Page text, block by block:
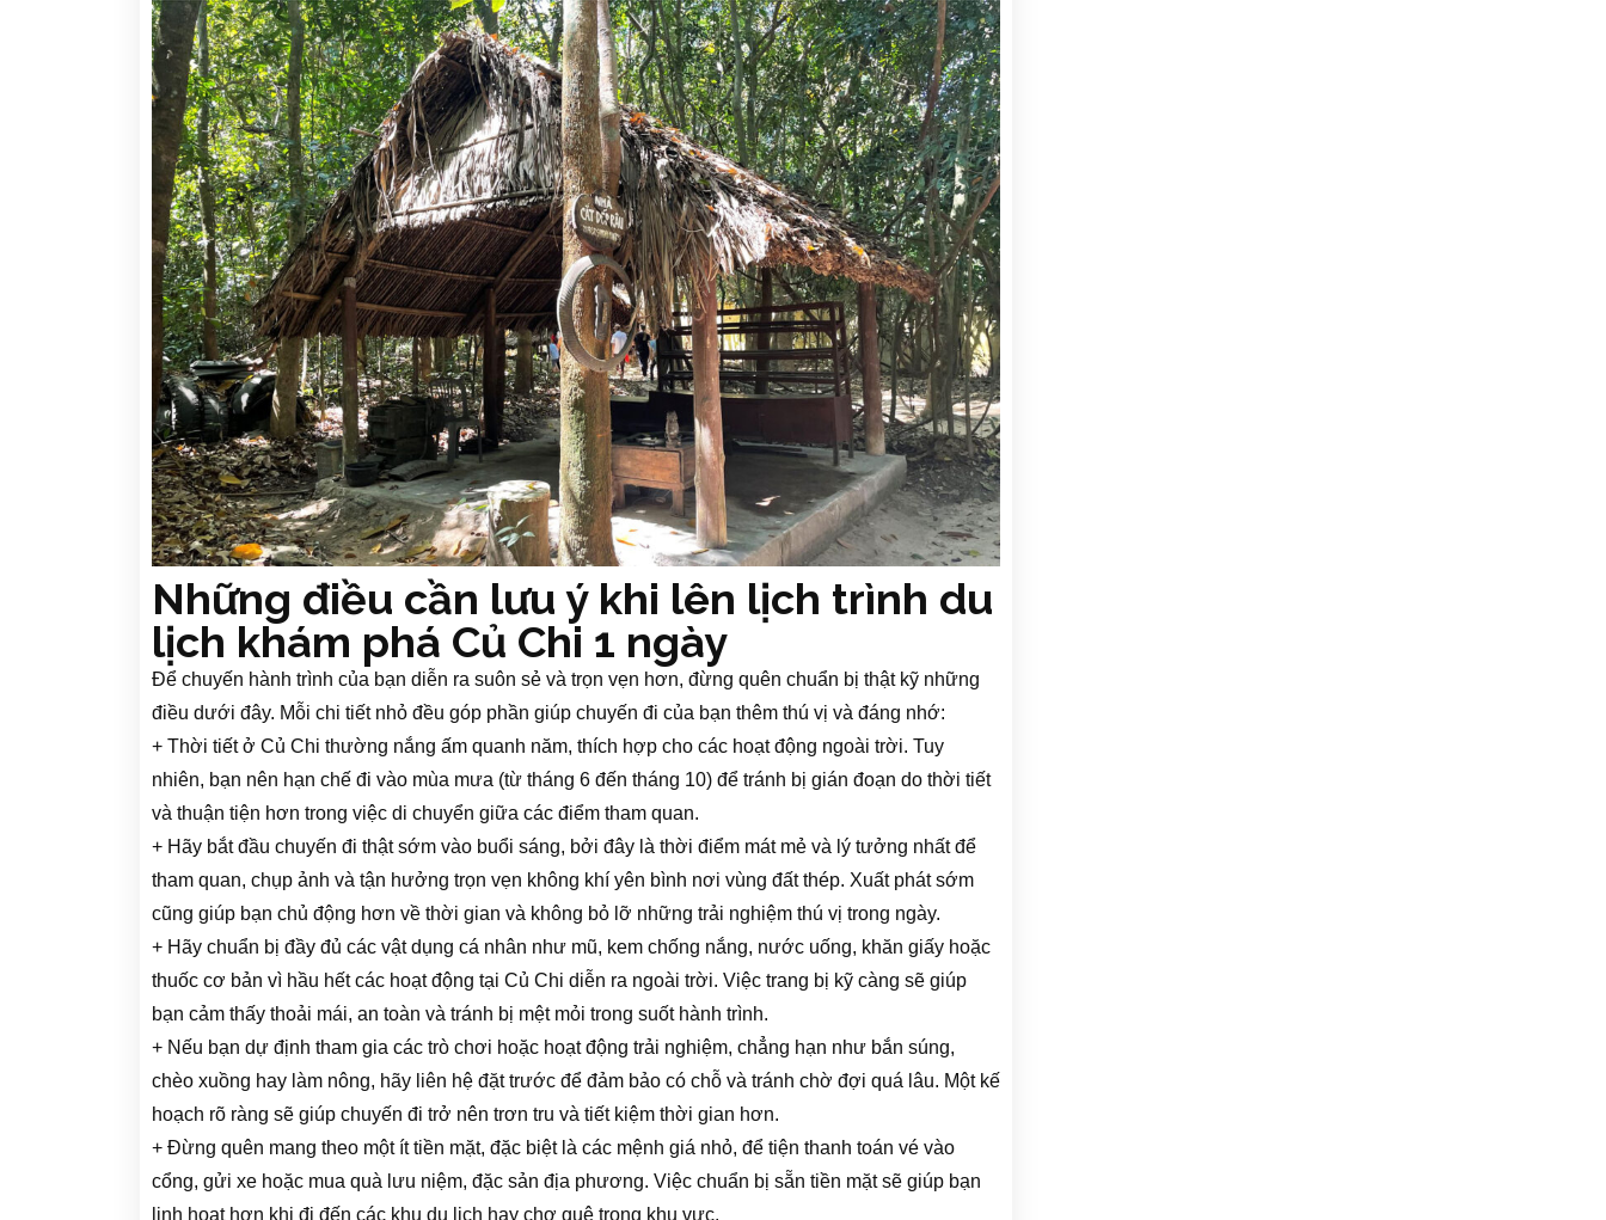
Những điều cần lưu ý khi lên lịch trình du
lịch khám phá Củ Chi 1 ngày
Để chuyến hành trình của bạn diễn ra suôn sẻ và trọn vẹn hơn, đừng quên chuẩn bị thật kỹ những
điều dưới đây. Mỗi chi tiết nhỏ đều góp phần giúp chuyến đi của bạn thêm thú vị và đáng nhớ:
+ Thời tiết ở Củ Chi thường nắng ấm quanh năm, thích hợp cho các hoạt động ngoài trời. Tuy
nhiên, bạn nên hạn chế đi vào mùa mưa (từ tháng 6 đến tháng 10) để tránh bị gián đoạn do thời tiết
và thuận tiện hơn trong việc di chuyển giữa các điểm tham quan.
+ Hãy bắt đầu chuyến đi thật sớm vào buổi sáng, bởi đây là thời điểm mát mẻ và lý tưởng nhất để
tham quan, chụp ảnh và tận hưởng trọn vẹn không khí yên bình nơi vùng đất thép. Xuất phát sớm
cũng giúp bạn chủ động hơn về thời gian và không bỏ lỡ những trải nghiệm thú vị trong ngày.
+ Hãy chuẩn bị đầy đủ các vật dụng cá nhân như mũ, kem chống nắng, nước uống, khăn giấy hoặc
thuốc cơ bản vì hầu hết các hoạt động tại Củ Chi diễn ra ngoài trời. Việc trang bị kỹ càng sẽ giúp
bạn cảm thấy thoải mái, an toàn và tránh bị mệt mỏi trong suốt hành trình.
+ Nếu bạn dự định tham gia các trò chơi hoặc hoạt động trải nghiệm, chẳng hạn như bắn súng,
chèo xuồng hay làm nông, hãy liên hệ đặt trước để đảm bảo có chỗ và tránh chờ đợi quá lâu. Một kế
hoạch rõ ràng sẽ giúp chuyến đi trở nên trơn tru và tiết kiệm thời gian hơn.
+ Đừng quên mang theo một ít tiền mặt, đặc biệt là các mệnh giá nhỏ, để tiện thanh toán vé vào
cổng, gửi xe hoặc mua quà lưu niệm, đặc sản địa phương. Việc chuẩn bị sẵn tiền mặt sẽ giúp bạn
linh hoạt hơn khi đi đến các khu du lịch hay chợ quê trong khu vực.